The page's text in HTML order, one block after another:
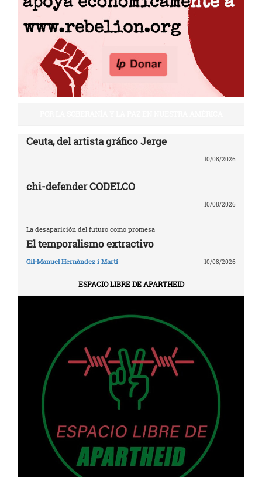
Ceuta, del artista gráfico Jerge
10/08/2026
chi-defender CODELCO
10/08/2026
La desaparición del futuro como promesa
El temporalismo extractivo
Gil-Manuel Hernàndez i Martí 10/08/2026
ESPACIO LIBRE DE APARTHEID